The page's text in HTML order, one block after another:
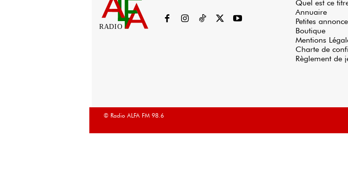
RADIO
Quel est ce
Annuaire
Petites
Boutique
Mentions
Charte de
Règlement de
© Radio ALFA FM 98.6